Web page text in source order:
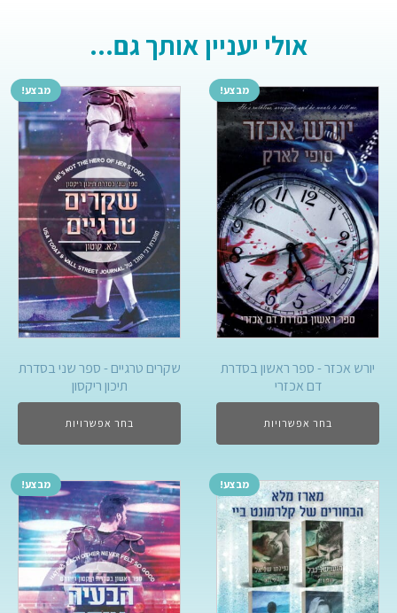
אולי יעניין אותך גם...
מבצע!
יורש אכזר - ספר ראשון בסדרת
דם אכזרי
בחר אפשרויות
מבצע!
שקרים טרגיים - ספר שני בסדרת
תיכון ריקסון
בחר אפשרויות
מבצע! מבצע!